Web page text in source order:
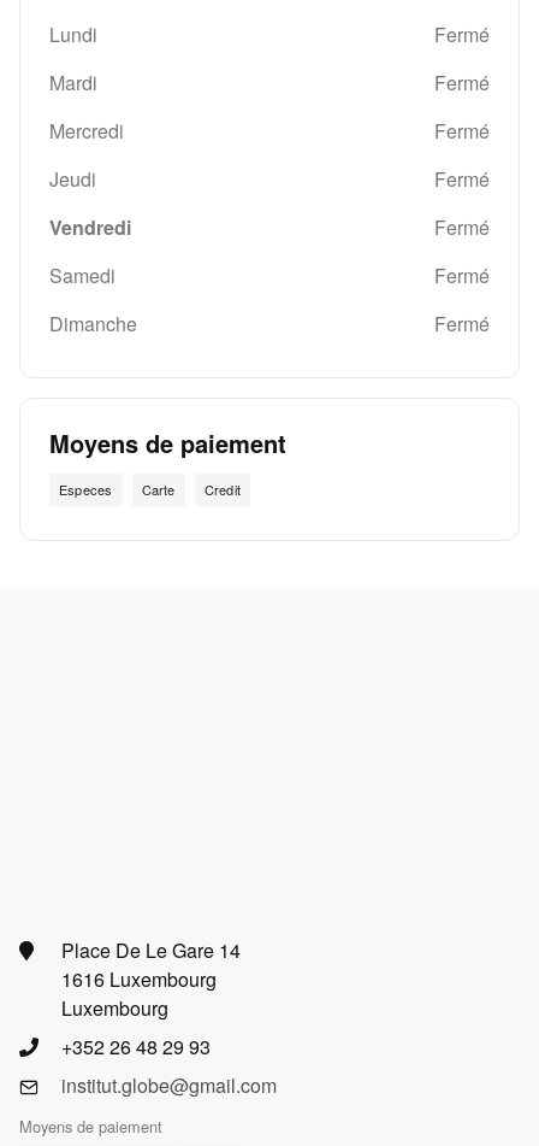
Lundi
Fermé
Mardi
Fermé
Mercredi
Fermé
Jeudi
Fermé
Vendredi
Fermé
Samedi
Fermé
Dimanche
Fermé
Moyens de paiement
Especes Carte Credit
Place De Le Gare 14
1616 Luxembourg
Luxembourg
+352 26 48 29 93
institut.globe@gmail.com
Moyens de paiement